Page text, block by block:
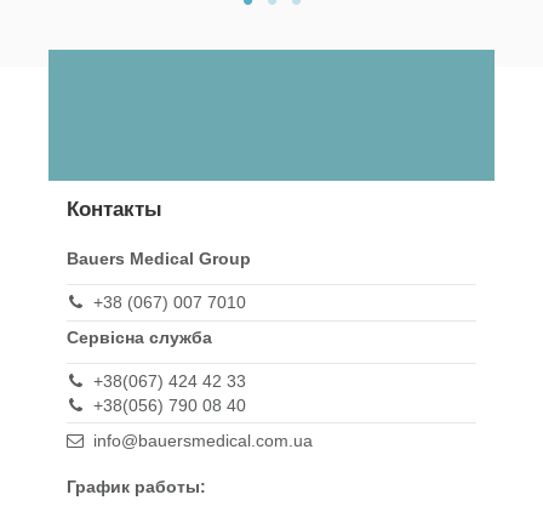
Контакты
Bauers Medical Group
+38 (067) 007 7010
Сервісна служба
+38(067) 424 42 33
+38(056) 790 08 40
info@bauersmedical.com.ua
График работы: